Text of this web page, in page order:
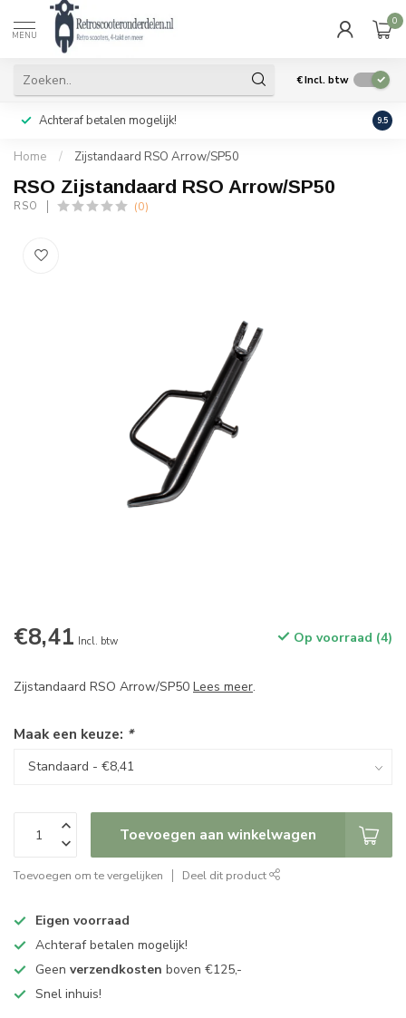
MENU
0
€Incl. btw
Achteraf betalen mogelijk! Geen
9.5
Home / Zijstandaard RSO Arrow/SP50
RSO Zijstandaard RSO Arrow/SP50
RSO (0)
€8,41 Incl. btw Op voorraad (4)
Zijstandaard RSO Arrow/SP50 Lees meer.
Maak een keuze: *
Toevoegen aan winkelwagen
Toevoegen om te vergelijken Deel dit product
Eigen voorraad
Achteraf betalen mogelijk!
Geen verzendkosten boven €125,-
Snel inhuis!